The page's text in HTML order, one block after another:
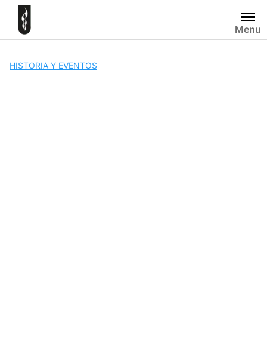
Skip
content
Menu
HISTORIA Y EVENTOS